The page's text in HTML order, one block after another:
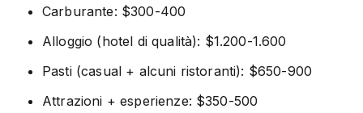
Carburante: $300-400
Alloggio (hotel di qualità): $1.200-1.600
Pasti (casual + alcuni ristoranti): $650-900
Attrazioni + esperienze: $350-500